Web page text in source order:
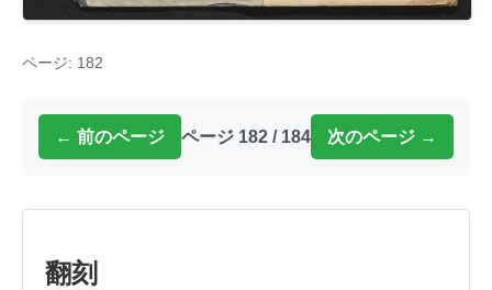
ページ: 182
← 前のページ ページ 182 / 184 次のページ →
翻刻